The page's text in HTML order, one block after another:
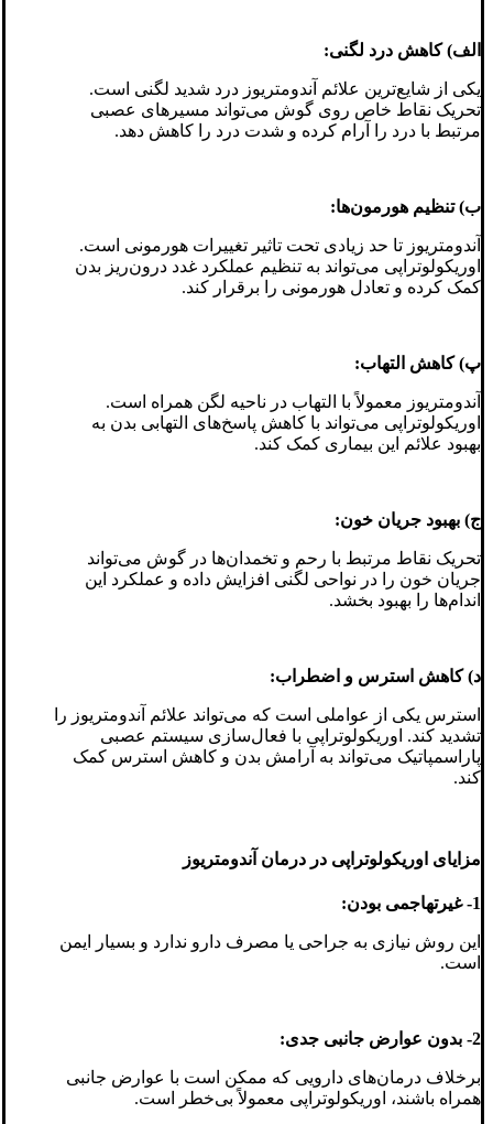
الف) کاهش درد لگنی:
یکی از شایع‌ترین علائم آندومتریوز درد شدید لگنی است.
تحریک نقاط خاص روی گوش می‌تواند مسیرهای عصبی
مرتبط با درد را آرام کرده و شدت درد را کاهش دهد.
ب) تنظیم هورمون‌ها:
آندومتریوز تا حد زیادی تحت تاثیر تغییرات هورمونی است.
اوریکولوتراپی می‌تواند به تنظیم عملکرد غدد درون‌ریز بدن
کمک کرده و تعادل هورمونی را برقرار کند.
پ) کاهش التهاب:
آندومتریوز معمولاً با التهاب در ناحیه لگن همراه است.
اوریکولوتراپی می‌تواند با کاهش پاسخ‌های التهابی بدن به
بهبود علائم این بیماری کمک کند.
ج) بهبود جریان خون:
تحریک نقاط مرتبط با رحم و تخمدان‌ها در گوش می‌تواند
جریان خون را در نواحی لگنی افزایش داده و عملکرد این
اندام‌ها را بهبود بخشد.
د) کاهش استرس و اضطراب:
استرس یکی از عواملی است که می‌تواند علائم آندومتریوز را
تشدید کند. اوریکولوتراپی با فعال‌سازی سیستم عصبی
پاراسمپاتیک می‌تواند به آرامش بدن و کاهش استرس کمک
کند.
مزایای اوریکولوتراپی در درمان آندومتریوز
1- غیرتهاجمی بودن:
این روش نیازی به جراحی یا مصرف دارو ندارد و بسیار ایمن
است.
2- بدون عوارض جانبی جدی:
برخلاف درمان‌های دارویی که ممکن است با عوارض جانبی
همراه باشند، اوریکولوتراپی معمولاً بی‌خطر است.